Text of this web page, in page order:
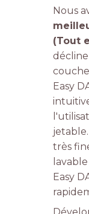
Nous
(Tout
Easy
très
Easy